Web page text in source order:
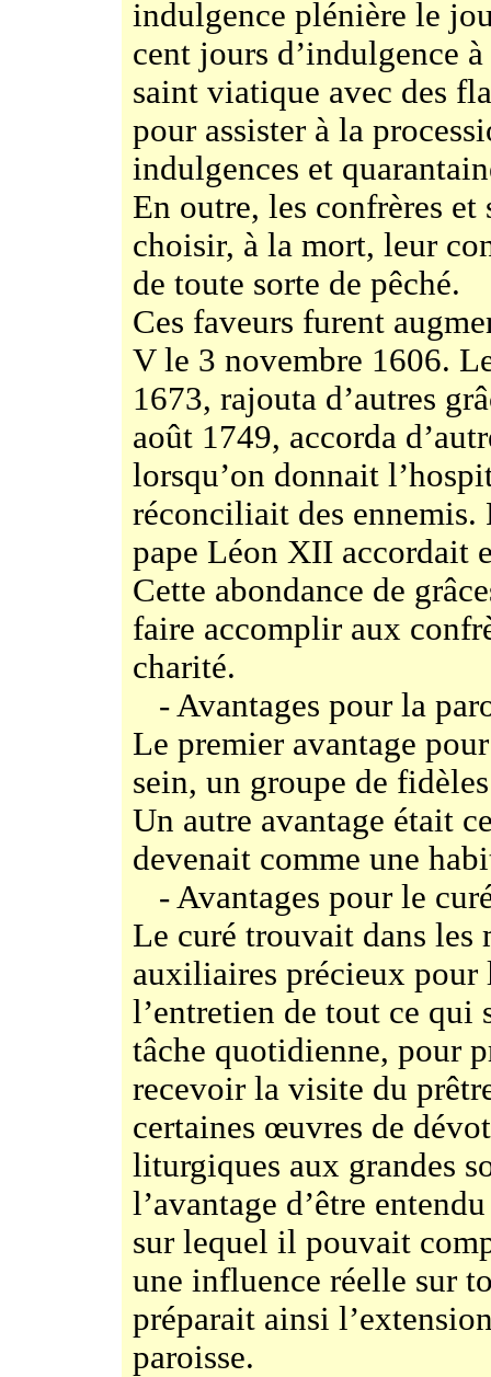
indulgence plénière le
cent jours d’indulgence
saint viatique avec des
pour assister à la
indulgences et
En outre, les confrères
choisir, à la mort, leur
de toute sorte de pêché.
Ces faveurs furent
V le 3 novembre 1606.
1673, rajouta d’autres
août 1749, accorda
lorsqu’on donnait
réconciliait des ennemis.
pape Léon XII accordait
Cette abondance de
faire accomplir aux
charité.
- Avantages pour la
Le premier avantage
sein, un groupe de
Un autre avantage était
devenait comme une
- Avantages pour le
Le curé trouvait dans les
auxiliaires précieux pour
l’entretien de tout ce qui
tâche quotidienne, pour
recevoir la visite du
certaines œuvres de
liturgiques aux grandes
l’avantage d’être
sur lequel il pouvait
une influence réelle sur
préparait ainsi
paroisse.